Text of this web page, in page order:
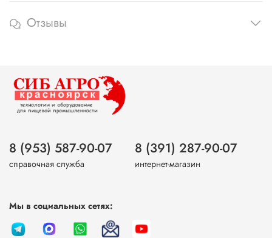
Отзывы
8 (953) 587-90-07
справочная служба
8 (391) 287-90-07
интернет-магазин
Мы в социальных сетях: